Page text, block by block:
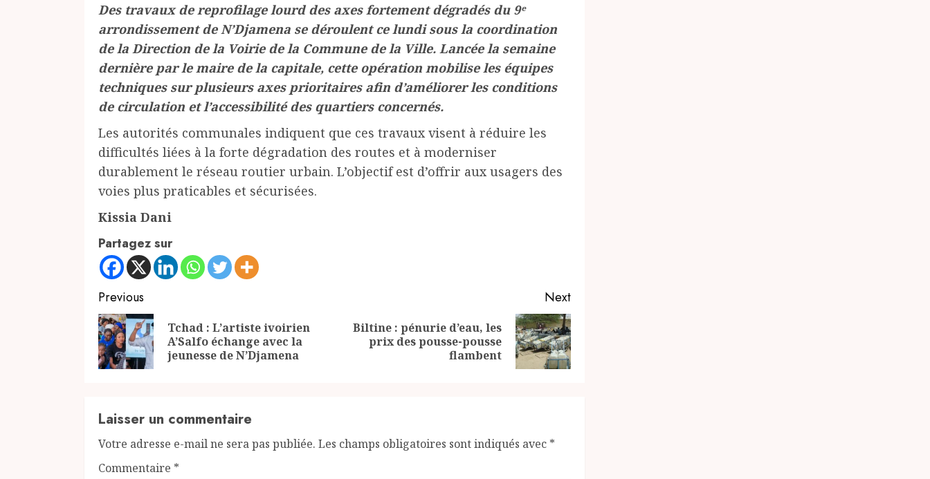
Des travaux de reprofilage lourd des axes fortement dégradés du 9ᵉ
arrondissement de N’Djamena se déroulent ce lundi sous la coordination
de la Direction de la Voirie de la Commune de la Ville. Lancée la semaine
dernière par le maire de la capitale, cette opération mobilise les équipes
techniques sur plusieurs axes prioritaires afin d’améliorer les conditions
de circulation et l’accessibilité des quartiers concernés.
Les autorités communales indiquent que ces travaux visent à réduire les
difficultés liées à la forte dégradation des routes et à moderniser
durablement le réseau routier urbain. L’objectif est d’offrir aux usagers des
voies plus praticables et sécurisées.
Kissia Dani
Partagez sur
Continue
Reading
Previous
Previous
Tchad : L’artiste ivoirien
A’Salfo échange avec la
jeunesse de N’Djamena
Next
Next
Biltine : pénurie d’eau, les
prix des pousse-pousse
flambent
Laisser un commentaire
Votre adresse e-mail ne sera pas publiée. Les champs obligatoires sont indiqués avec *
Commentaire *